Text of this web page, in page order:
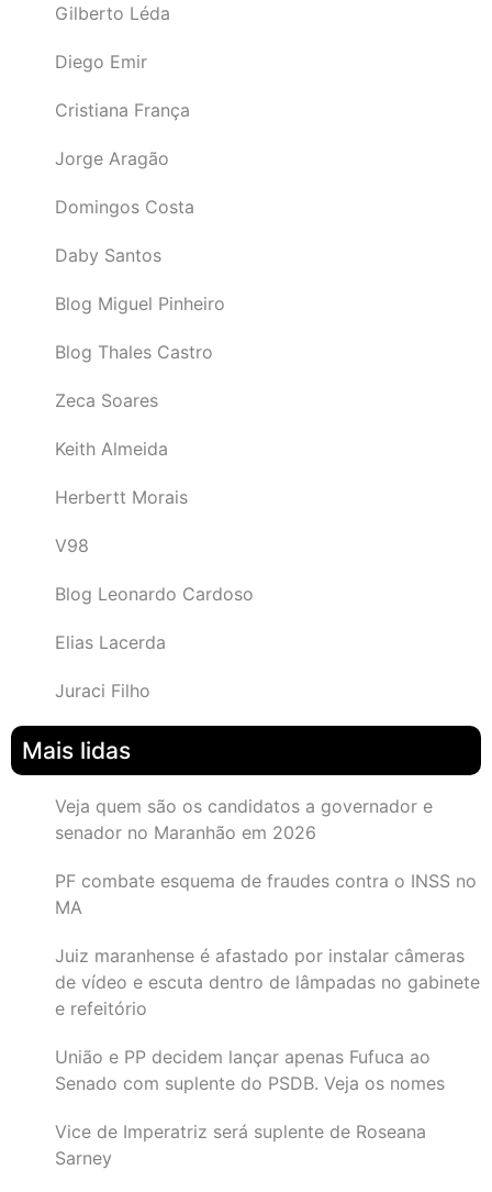
Gilberto Léda
Diego Emir
Cristiana França
Jorge Aragão
Domingos Costa
Daby Santos
Blog Miguel Pinheiro
Blog Thales Castro
Zeca Soares
Keith Almeida
Herbertt Morais
V98
Blog Leonardo Cardoso
Elias Lacerda
Juraci Filho
Mais lidas
Veja quem são os candidatos a governador e
senador no Maranhão em 2026
PF combate esquema de fraudes contra o INSS no
MA
Juiz maranhense é afastado por instalar câmeras
de vídeo e escuta dentro de lâmpadas no gabinete
e refeitório
União e PP decidem lançar apenas Fufuca ao
Senado com suplente do PSDB. Veja os nomes
Vice de Imperatriz será suplente de Roseana
Sarney